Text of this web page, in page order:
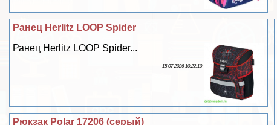
Ранец Herlitz LOOP Spider
Ранец Herlitz LOOP Spider...
15 07 2026 10:22:10
Рюкзак Polar 17206 (серый)